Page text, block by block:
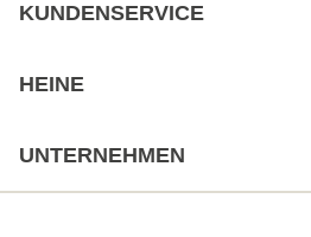
KUNDENSERVICE
HEINE
UNTERNEHMEN